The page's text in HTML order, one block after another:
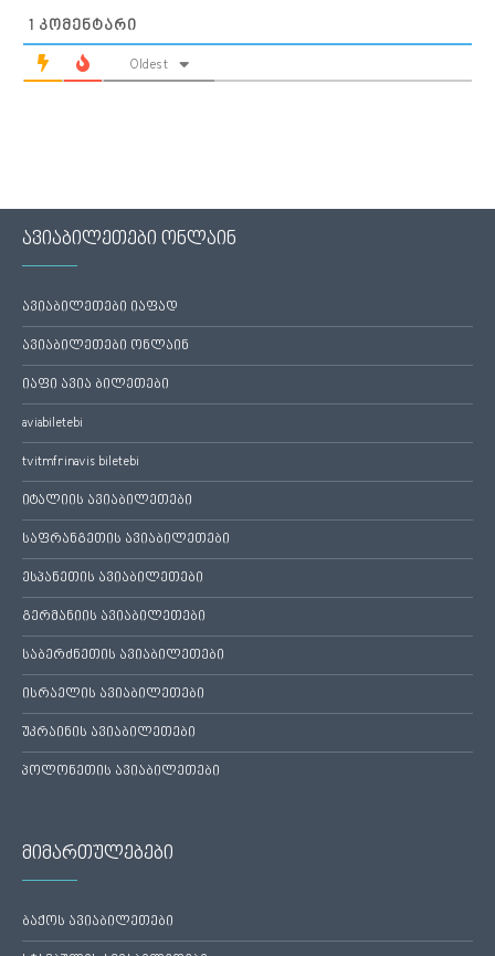
1 ᲙᲝᲛᲔᲜᲢᲐᲠᲘ
Oldest
ავიაბილეთები ონლაინ
ავიაბილეთები იაფად
ავიაბილეთები ონლაინ
იაფი ავია ბილეთები
aviabiletebi
tvitmfrinavis biletebi
იტალიის ავიაბილეთები
საფრანგეთის ავიაბილეთები
ესპანეთის ავიაბილეთები
გერმანიის ავიაბილეთები
საბერძნეთის ავიაბილეთები
ისრაელის ავიაბილეთები
უკრაინის ავიაბილეთები
პოლონეთის ავიაბილეთები
მიმართულებები
ბაქოს ავიაბილეთები